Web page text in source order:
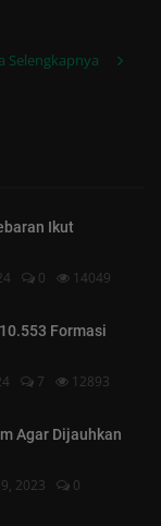
Selengkapnya
Ikut
0 14049
Formasi
7 12893
Agar Dijauhkan
2023
0